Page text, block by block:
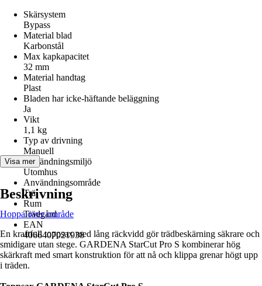
Skärsystem
Bypass
Material blad
Karbonstål
Max kapkapacitet
32 mm
Material handtag
Plast
Bladen har icke-häftande beläggning
Ja
Vikt
1,1 kg
Typ av drivning
Manuell
Användningsmiljö
Utomhus
Användningsområde
Trä
Rum
Trädgård
EAN
4066407021938
Visa mer
Beskrivning
Hoppa över område
En kraftfull toppsax med lång räckvidd gör trädbeskärning säkrare och
smidigare utan stege. GARDENA StarCut Pro S kombinerar hög
skärkraft med smart konstruktion för att nå och klippa grenar högt upp
i träden.